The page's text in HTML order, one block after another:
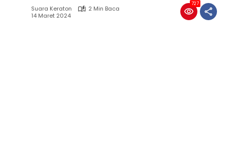
Suara Keraton
2 Min Baca
14 Maret 2024
727